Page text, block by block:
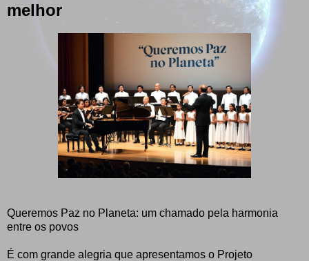
melhor
Queremos Paz no Planeta: um chamado pela harmonia
entre os povos
É com grande alegria que apresentamos o Projeto